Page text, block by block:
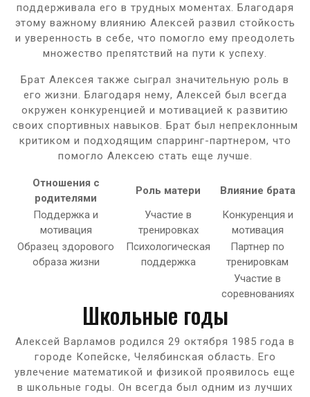
поддерживала его в трудных моментах. Благодаря
этому важному влиянию Алексей развил стойкость
и уверенность в себе, что помогло ему преодолеть
множество препятствий на пути к успеху.
Брат Алексея также сыграл значительную роль в
его жизни. Благодаря нему, Алексей был всегда
окружен конкуренцией и мотивацией к развитию
своих спортивных навыков. Брат был непреклонным
критиком и подходящим спарринг-партнером, что
помогло Алексею стать еще лучше.
Отношения с
родителями
Роль матери
Влияние брата
Поддержка и
мотивация
Участие в
тренировках
Конкуренция и
мотивация
Образец здорового
образа жизни
Психологическая
поддержка
Партнер по
тренировкам
Участие в
соревнованиях
Школьные годы
Алексей Варламов родился 29 октября 1985 года в
городе Копейске, Челябинская область. Его
увлечение математикой и физикой проявилось еще
в школьные годы. Он всегда был одним из лучших